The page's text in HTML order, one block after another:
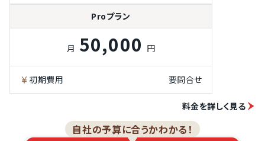
Proプラン
月 50,000 円
初期費用 要問合せ
料金を詳しく見る
自社の予算に合うかわかる！